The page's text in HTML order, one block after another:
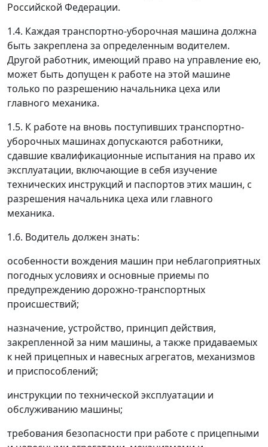
Российской Федерации.
1.4. Каждая транспортно-уборочная машина должна
быть закреплена за определенным водителем.
Другой работник, имеющий право на управление ею,
может быть допущен к работе на этой машине
только по разрешению начальника цеха или
главного механика.
1.5. К работе на вновь поступивших транспортно-
уборочных машинах допускаются работники,
сдавшие квалификационные испытания на право их
эксплуатации, включающие в себя изучение
технических инструкций и паспортов этих машин, с
разрешения начальника цеха или главного
механика.
1.6. Водитель должен знать:
особенности вождения машин при неблагоприятных
погодных условиях и основные приемы по
предупреждению дорожно-транспортных
происшествий;
назначение, устройство, принцип действия,
закрепленной за ним машины, а также придаваемых
к ней прицепных и навесных агрегатов, механизмов
и приспособлений;
инструкции по технической эксплуатации и
обслуживанию машины;
требования безопасности при работе с прицепными